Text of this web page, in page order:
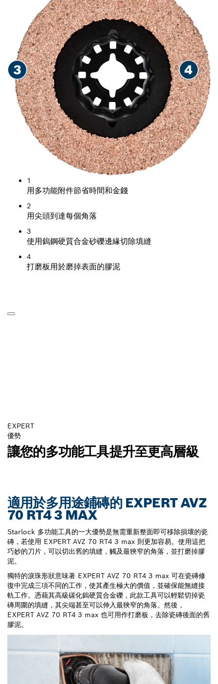
1
用多功能附件節省時間和金錢
2
用尖頭到達每個角落
3
使用鎢鋼硬質合金砂礫邊緣切除填縫
4
打磨板用於磨掉表面的膠泥
EXPERT
優勢
讓您的多功能工具提升至更高層級
適用於多用途鋪磚的 EXPERT AVZ
70 RT4 3 MAX
Starlock 多功能工具的一大優勢是無需重新整面即可移除損壞的瓷
磚，若使用 EXPERT AVZ 70 RT4 3 max 則更加容易。使用這把
巧妙的刀片，可以切出舊的填縫，觸及最狹窄的角落，並打磨掉膠
泥。
獨特的淚珠形狀意味著 EXPERT AVZ 70 RT4 3 max 可在瓷磚修
復中完成三項不同的工作，使其產生極大的價值，並確保能無縫接
軌工作。憑藉其高級碳化鎢硬質合金礫，此款工具可以輕鬆切掉瓷
磚周圍的填縫，其尖端甚至可以伸入最狹窄的角落。然後，
EXPERT AVZ 70 RT4 3 max 也可用作打磨板，去除瓷磚後面的舊
膠泥。